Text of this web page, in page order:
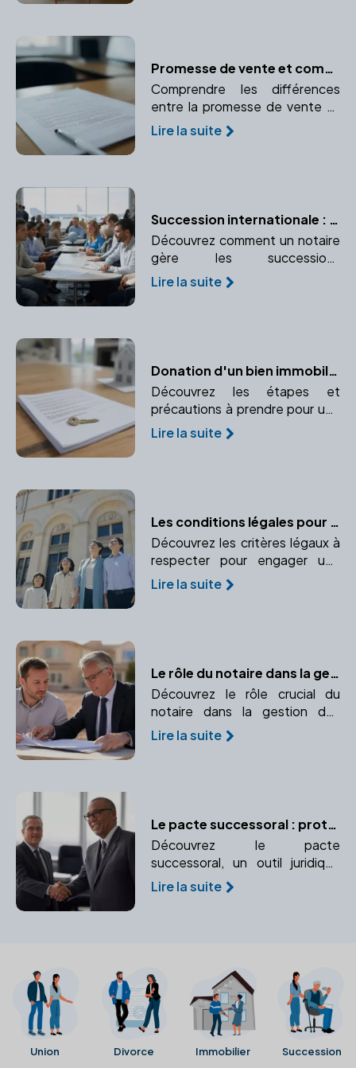
Promesse de vente et compromis de vente : le rôle essentiel du notaire
Comprendre les différences
entre la promesse de vente et
le compromis de vente et le rôle
crucial du notaire dans ces
Lire la suite
Succession internationale : les spécificités à connaître
Découvrez comment un notaire
gère les successions
internationales et pourquoi son
expertise est essentielle.
Lire la suite
Donation d'un bien immobilier : Comment procéder ?
Découvrez les étapes et
précautions à prendre pour une
donation immobilière sécurisée.
Comprenez le rôle crucial du
Lire la suite
Les conditions légales pour adopter en France
Découvrez les critères légaux à
respecter pour engager une
procédure d'adoption en
France. Informez-vous sur l'âge,
Lire la suite
Le rôle du notaire dans la gestion des biens immobiliers de l'entreprise
Découvrez le rôle crucial du
notaire dans la gestion des
biens immobiliers de votre
entreprise, de la sécurisation
Lire la suite
Le pacte successoral : protéger un proche ou garantir un accord
Découvrez le pacte
successoral, un outil juridique
permettant d'organiser et de
sécuriser des accords entre
Lire la suite
Union Divorce Immobilier Succession